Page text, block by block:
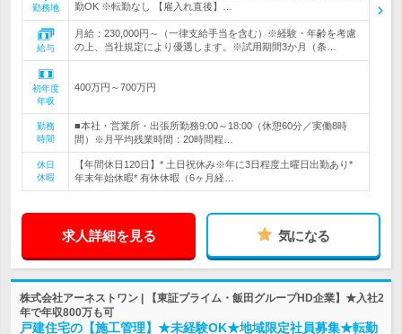
勤務地
勤OK ※転勤なし 【雇入れ直後】…
給与
月給：230,000円～（一律支給手当を含む）※経験・年齢を考慮
の上、当社規定により優遇します。※試用期間3か月（条…
初年度
年収
400万円～700万円
勤務
時間
■本社・営業所・出張所勤務9:00～18:00（休憩60分／実働8時
間）※月平均残業時間：20時間程…
休日
休暇
【年間休日120日】* 土日祝休み※年に3日程度土曜日出勤あり*
年末年始休暇* 有休休暇（6ヶ月経…
求人詳細を見る 気になる
株式会社アーネストワン | 【東証プライム・飯田グループHD企業】★入社2
年で年収800万も可
戸建住宅の【施工管理】★未経験OK★地域限定社員募集★転勤